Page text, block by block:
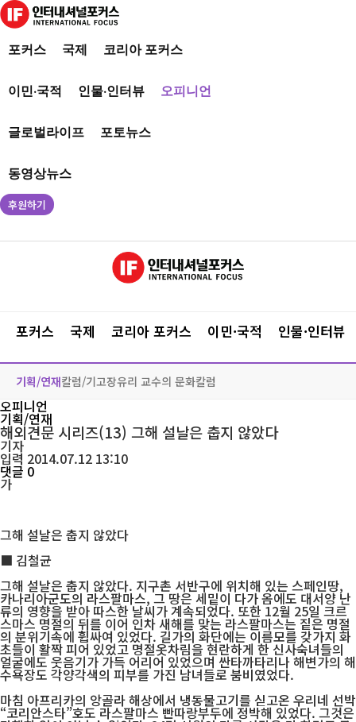
포커스 국제 코리아 포커스
이민·국적 인물·인터뷰 오피니언
글로벌라이프 포토뉴스
동영상뉴스
후원하기
포커스 국제 코리아 포커스 이민·국적 인물·인터뷰
기획/연재칼럼/기고장유리 교수의 문화칼럼
오피니언
기획/연재
해외견문 시리즈(13) 그해 설날은 춥지 않았다
기자
입력 2014.07.12 13:10
댓글 0
가
그해 설날은 춥지 않았다
■ 김철균
그해 설날은 춥지 않았다. 지구촌 서반구에 위치해 있는 스페인땅,
카나리아군도의 라스팔마스, 그 땅은 세밑이 다가 옴에도 대서양 난
류의 영향을 받아 따스한 날씨가 계속되었다. 또한 12월 25일 크르
스마스 명절의 뒤를 이어 인차 새해를 맞는 라스팔마스는 짙은 명절
의 분위기속에 휩싸여 있었다. 길가의 화단에는 이름모를 갖가지 화
초들이 활짝 피어 있었고 명절옷차림을 현란하게 한 신사숙녀들의
얼굴에도 웃음기가 가득 어리어 있었으며 싼타까타리나 해변가의 해
수욕장도 각양각색의 피부를 가진 남녀들로 붐비였었다.
마침 아프리카의 앙골라 해상에서 냉동물고기를 싣고온 우리네 선박
“코리안스타”호도 라스팔마스 빤따랑부두에 정박해 있었다. 그것은